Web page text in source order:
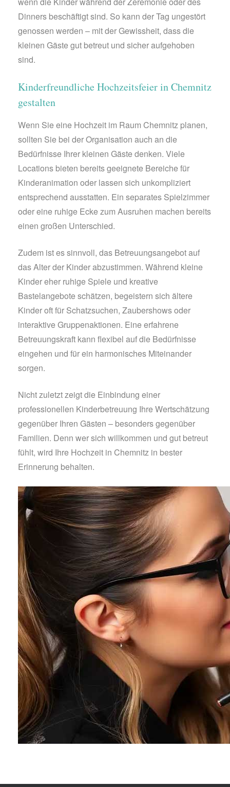
Dinners beschäftigt sind. So kann der Tag ungestört
genossen werden – mit der Gewissheit, dass die
kleinen Gäste gut betreut und sicher aufgehoben
sind.
Kinderfreundliche Hochzeitsfeier in Chemnitz
gestalten
Wenn Sie eine Hochzeit im Raum Chemnitz planen,
sollten Sie bei der Organisation auch an die
Bedürfnisse Ihrer kleinen Gäste denken. Viele
Locations bieten bereits geeignete Bereiche für
Kinderanimation oder lassen sich unkompliziert
entsprechend ausstatten. Ein separates Spielzimmer
oder eine ruhige Ecke zum Ausruhen machen bereits
einen großen Unterschied.
Zudem ist es sinnvoll, das Betreuungsangebot auf
das Alter der Kinder abzustimmen. Während kleine
Kinder eher ruhige Spiele und kreative
Bastelangebote schätzen, begeistern sich ältere
Kinder oft für Schatzsuchen, Zaubershows oder
interaktive Gruppenaktionen. Eine erfahrene
Betreuungskraft kann flexibel auf die Bedürfnisse
eingehen und für ein harmonisches Miteinander
sorgen.
Nicht zuletzt zeigt die Einbindung einer
professionellen Kinderbetreuung Ihre Wertschätzung
gegenüber Ihren Gästen – besonders gegenüber
Familien. Denn wer sich willkommen und gut betreut
fühlt, wird Ihre Hochzeit in Chemnitz in bester
Erinnerung behalten.